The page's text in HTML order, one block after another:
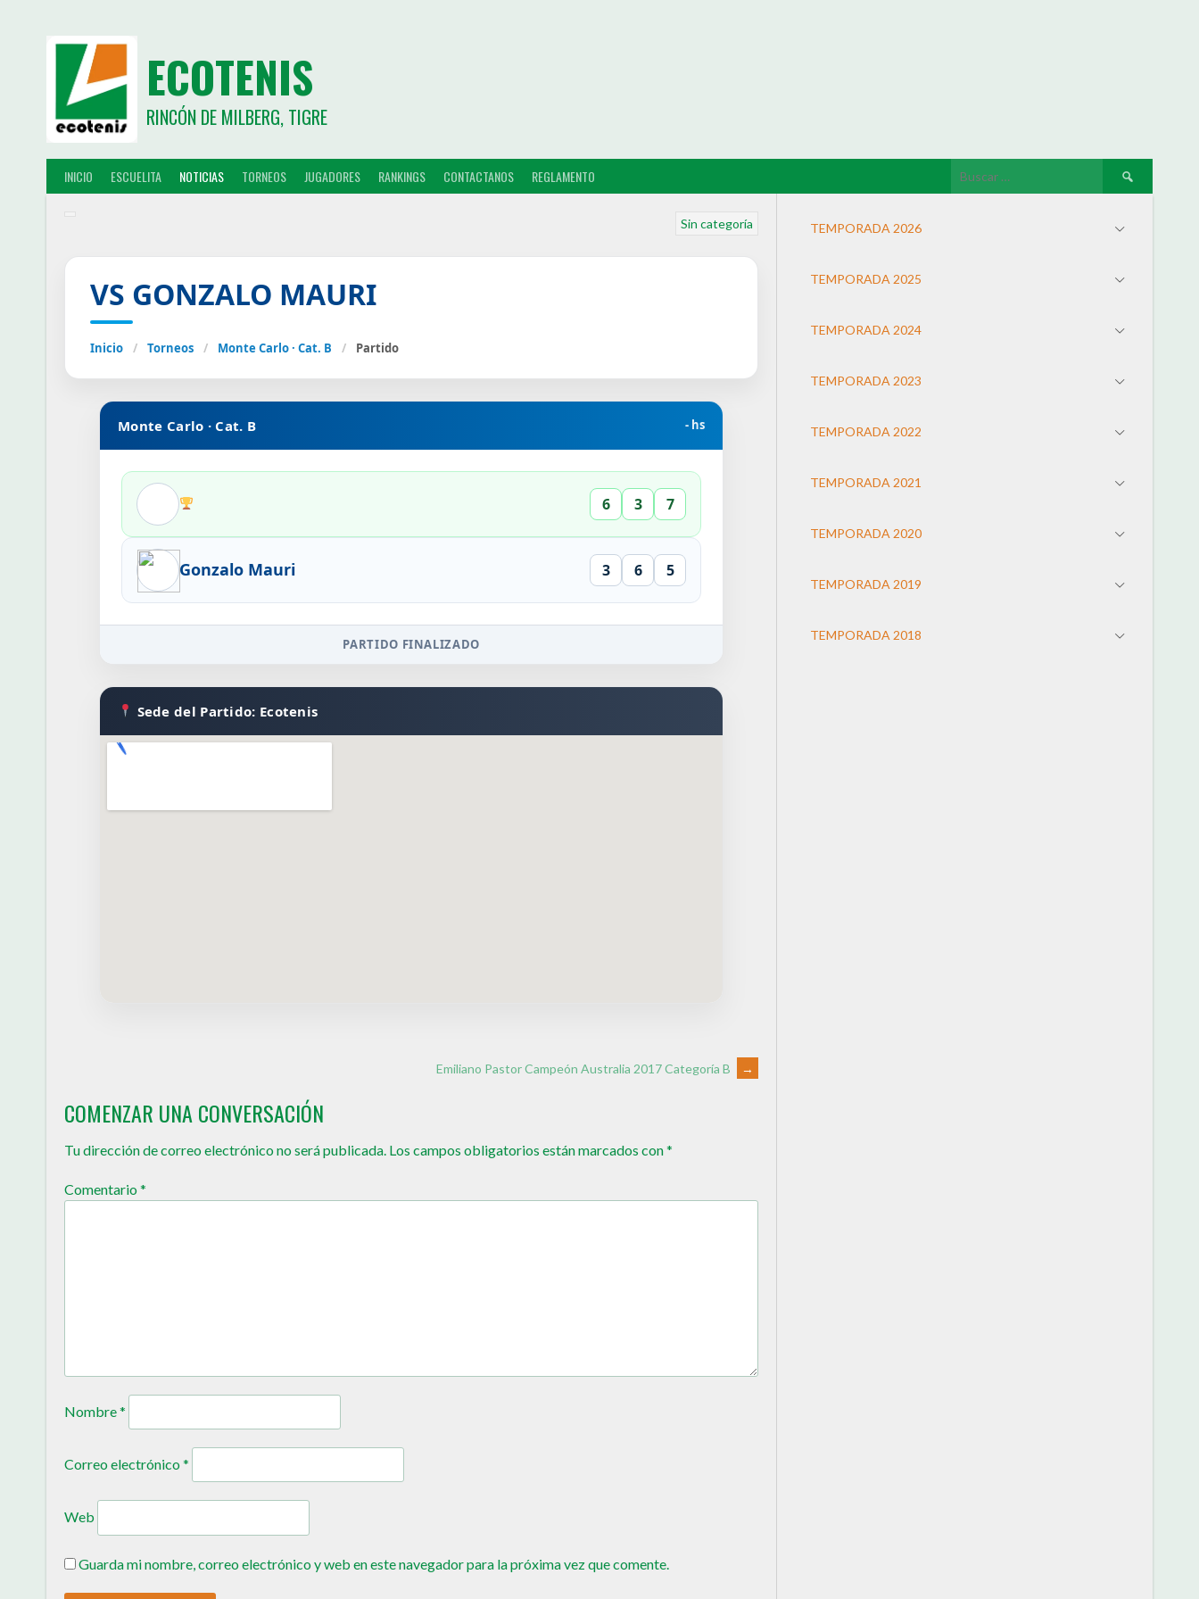
ECOTENIS
RINCÓN DE MILBERG, TIGRE
INICIO ESCUELITA NOTICIAS TORNEOS JUGADORES RANKINGS CONTACTANOS REGLAMENTO
Sin categoría
VS GONZALO MAURI
Inicio / Torneos / Monte Carlo · Cat. B / Partido
Monte Carlo · Cat. B - hs
6 3 7
Gonzalo Mauri 3 6 5
PARTIDO FINALIZADO
Sede del Partido: Ecotenis
Emiliano Pastor Campeón Australia 2017 Categoría B →
COMENZAR UNA CONVERSACIÓN
Tu dirección de correo electrónico no será publicada. Los campos obligatorios están marcados con*
Comentario*
Nombre*
Correo electrónico*
Web
Guarda mi nombre, correo electrónico y web en este navegador para la próxima vez que comente.
TEMPORADA 2026
TEMPORADA 2025
TEMPORADA 2024
TEMPORADA 2023
TEMPORADA 2022
TEMPORADA 2021
TEMPORADA 2020
TEMPORADA 2019
TEMPORADA 2018